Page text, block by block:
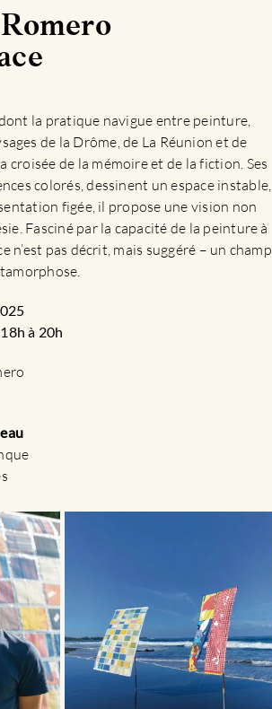
la pratique navigue entre peinture,
de la Drôme, de La Réunion et de
de la mémoire et de la fiction. Ses
colorés, dessinent un espace instable,
figée, il propose une vision non
Fasciné par la capacité de la peinture à
pas décrit, mais suggéré – un champ
à 20h